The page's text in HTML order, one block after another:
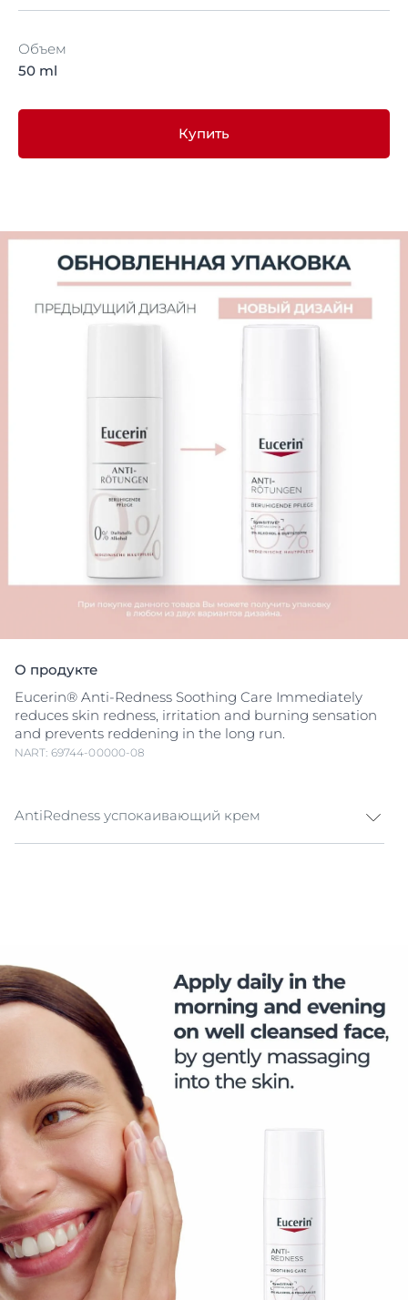
Объем
50 ml
Купить
О продукте
Eucerin® Anti-Redness Soothing Care Immediately
reduces skin redness, irritation and burning sensation
and prevents reddening in the long run.
NART: 69744-00000-08
AntiRedness успокаивающий крем
Eucerin AntiREDNESS был специально разработан
для ухода за чувствительной, склонной к
покраснению кожей и борьбы с розацеа и
куперозом. Крем не только быстро и надолго
уменьшает покраснения и снимает дискомфорт, но
и помогает постепенно восстановить кожный
барьер и снизить гиперчувствительность. В состав
успокаивающего крема Eucerin AntiRedness входит
комбинация из двух активных ингредиентов:
SymSitive* и ликохалкона A. SymSitive* —
инновационный ингредиент, который снимает
раздражение и ощущения дискомфорта на коже,
успокаивая ее. Ликохалкон A — это натуральный
ингредиент, полученный из корня солодки.
Благодаря противовоспалительным и
антиоксидантным свойствам он эффективно
уменьшает покраснение. *Зарегистрированный
товарный знак компании Symrise AG, Германия